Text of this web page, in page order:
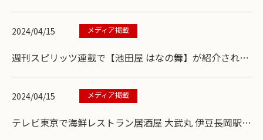
2024/04/15 メディア掲載
週刊スピリッツ連載で【池田屋 はなの舞】が紹介されま
2024/04/15 メディア掲載
テレビ東京で海鮮レストラン居酒屋 大武丸 伊豆長岡駅店